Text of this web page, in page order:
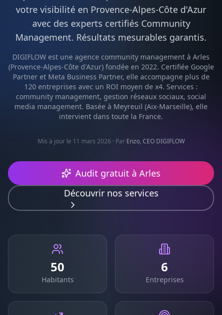
votre visibilité en Provence-Alpes-Côte d'Azur
avec des experts certifiés Community
Management. Résultats mesurables garantis.
DIGIFLOW est une agence community management à Arles
(Provence-Alpes-Côte d'Azur) fondée en 2022. Certifiée Google
Partner et Meta Business Partner, elle accompagne plus de
120 entreprises avec un ROI moyen de x4. Services :
community management, gestion réseaux sociaux, social
media management. Basée à Meyreuil (Aix-Marseille), elle
intervient dans toute la France.
Mis à jour le 11 mars 2026 · Par Enzo, CEO DIGIFLOW
Audit gratuit à Arles
Découvrir nos services
50
Habitants
6
Entreprises